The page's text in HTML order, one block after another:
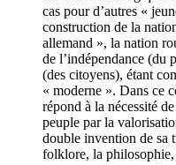
cas pour d’autres «
construction de la
allemand », la nation
de l’indépendance (du
(des citoyens), étant
« moderne ». Dans ce
répond à la nécessité
peuple par la
double invention de sa
folklore, la